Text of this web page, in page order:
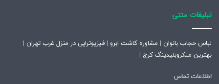
تبلیغات متنی
لباس حجاب بانوان | مشاوره کاشت ابرو | فیزیوتراپی در منزل غرب تهران |
بهترین میکروبلیدینگ کرج |
اطلاعات تماس